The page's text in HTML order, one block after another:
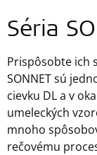
Séria
Prispôsobte ich
SONNET sú
cievku DL a v
umeleckých
mnoho
rečovému